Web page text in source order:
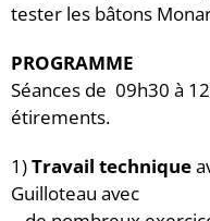
tester les bâtons
PROGRAMME
Séances de 09h30 à
étirements.
1)Travail technique
Guilloteau avec